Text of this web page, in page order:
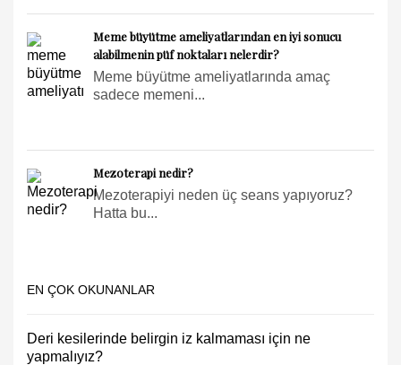
Meme büyütme ameliyatlarından en iyi sonucu
alabilmenin püf noktaları nelerdir?
Meme büyütme ameliyatlarında amaç
sadece memeni...
Mezoterapi nedir?
Mezoterapiyi neden üç seans yapıyoruz?
Hatta bu...
EN ÇOK OKUNANLAR
Deri kesilerinde belirgin iz kalmaması için ne
yapmalıyız?